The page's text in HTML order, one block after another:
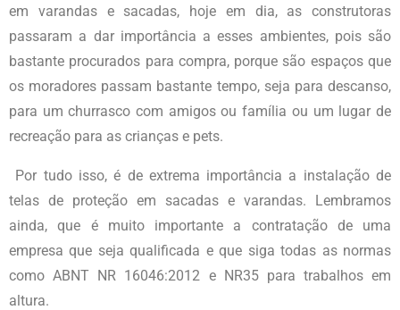
em varandas e sacadas, hoje em dia, as construtoras
passaram a dar importância a esses ambientes, pois são
bastante procurados para compra, porque são espaços que
os moradores passam bastante tempo, seja para descanso,
para um churrasco com amigos ou família ou um lugar de
recreação para as crianças e pets.
Por tudo isso, é de extrema importância a instalação de
telas de proteção em sacadas e varandas. Lembramos
ainda, que é muito importante a contratação de uma
empresa que seja qualificada e que siga todas as normas
como ABNT NR 16046:2012 e NR35 para trabalhos em
altura.